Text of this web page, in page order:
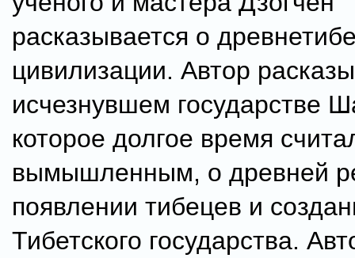
расказывается о
цивилизации. Автор
исчезнувшем государстве
которое долгое время
вымышленным, о древней
появлении тибецев и
Тибетского государства.